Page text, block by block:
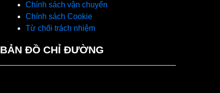
Chính sách vận chuyển
Chính sách Cookie
Từ chối trách nhiệm
BẢN ĐỒ CHỈ ĐƯỜNG